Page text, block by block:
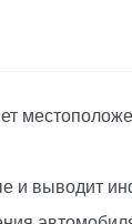
и выводит